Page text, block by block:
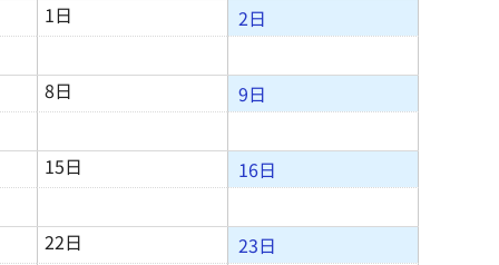
1日
2日
8日 9日
15日 16日
22日 23日